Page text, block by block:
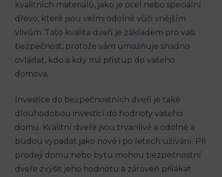
kvalitních materiálů, jako je ocel nebo speciální
dřevo, které jsou velmi odolné vůči vnějším
vlivům. Tato kvalita dveří je základem pro vaši
bezpečnost, protože vám umožňuje snadno
ovládat, kdo a kdy má přístup do vašeho
domova.
Investice do bezpečnostních dveří je také
dlouhodobou investicí do hodnoty vašeho
domu. Kvalitní dveře jsou trvanlivé a odolné a
budou vypadat jako nové i po letech užívání. Při
prodeji domu nebo bytu mohou bezpečnostní
dveře zvýšit jeho hodnotu a zároveň přilákat